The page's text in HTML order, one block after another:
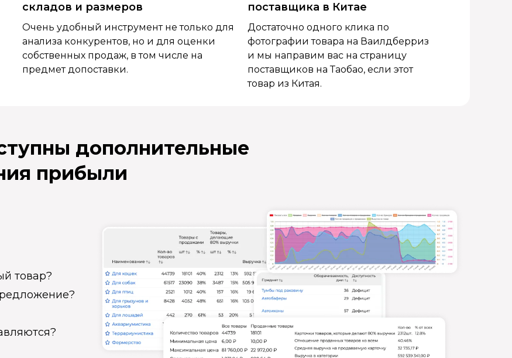
складов и размеров
Очень удобный инструмент не только для
анализа конкурентов, но и для оценки
собственных продаж, в том числе на
предмет допоставки.
поставщика в Китае
Достаточно одного клика по
фотографии товара на Ваилдберриз
и мы направим вас на страницу
поставщиков на Таобао, если этот
товар из Китая.
дополнительные
прибыли
товар?